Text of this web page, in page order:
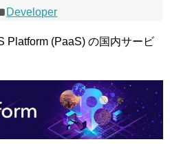
Developer
Platform (PaaS) の国内サービ